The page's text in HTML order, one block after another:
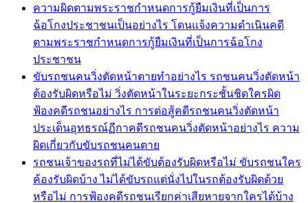
ความผิดตามพระราชกำหนดการกู้ยืมเงินที่เป็นการ
ฉ้อโกงประชาชนเป็นอย่างไร โดนแจ้งความดำเนินคดี
ตามพระราชกำหนดการกู้ยืมเงินที่เป็นการฉ้อโกง
ประชาชน
ขับรถชนคนวิ่งตัดหน้าตายทำอย่างไร รถชนคนวิ่งตัดหน้า
ต้องรับผิดหรือไม่ วิ่งตัดหน้าในระยะกระชั้นชิดใครผิด
ฟ้องคดีรถชนอย่างไร การต่อสู้คดีรถชนคนวิ่งตัดหน้า
ประเด็นอุทธรณ์ฏีกาคดีรถชนคนวิ่งตัดหน้าอย่างไร ความ
ผิดเกี่ยวกับขับรถชนคนตาย
รถชนเจ้าของรถที่ไม่ได้ขับต้องรับผิดหรือไม่ ขับรถชนใคร
ค้องรับผิดบ้าง ไม่ได้ขับรถแต่นั่งไปในรถต้องรับผิดด้วย
หรือไม่ การฟ้องคดีรถชนเรียกค่าเสียหายจากใครได้บ้าง